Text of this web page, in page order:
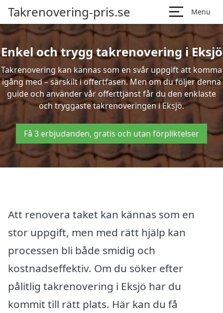
Takrenovering-pris.se Menu
Enkel och trygg takrenovering i Eksjö
Takrenovering kan kännas som en svår uppgift att komma
igång med – särskilt i offertfasen. Men om du följer denna
guide och använder vår offerttjänst får du den enklaste
och tryggaste takrenoveringen i Eksjö.
Få 3 erbjudanden, gratis och utan förpliktelser
Att renovera taket kan kännas som en
stor uppgift, men med rätt hjälp kan
processen bli både smidig och
kostnadseffektiv. Om du söker efter
pålitlig takrenovering i Eksjö har du
kommit till rätt plats. Här kan du få